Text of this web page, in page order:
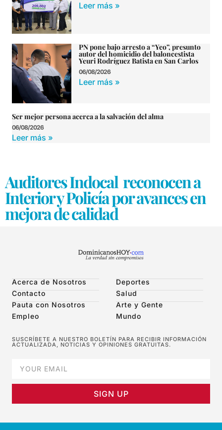
Leer más »
PN pone bajo arresto a “Yeo”, presunto
autor del homicidio del baloncestista
Yeuri Rodríguez Batista en San Carlos
06/08/2026
Leer más »
Ser mejor persona acerca a la salvación del alma
06/08/2026
Leer más »
Auditores Indocal reconocen a
Interior y Policía por avances en
mejora de calidad
Acerca de Nosotros
Contacto
Pauta con Nosotros
Empleo
Deportes
Salud
Arte y Gente
Mundo
SUSCRÍBETE A NUESTRO BOLETÍN PARA RECIBIR INFORMACIÓN
ACTUALIZADA, NOTICIAS Y OPINIONES GRATUITAS.
SIGN UP